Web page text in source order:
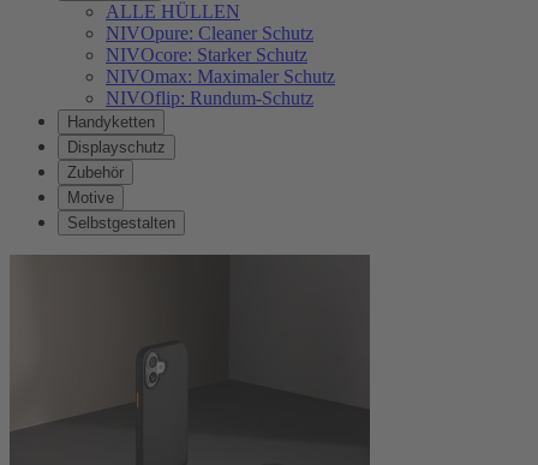
ALLE HÜLLEN
NIVOpure: Cleaner Schutz
NIVOcore: Starker Schutz
NIVOmax: Maximaler Schutz
NIVOflip: Rundum-Schutz
Handyketten
Displayschutz
Zubehör
Motive
Selbstgestalten